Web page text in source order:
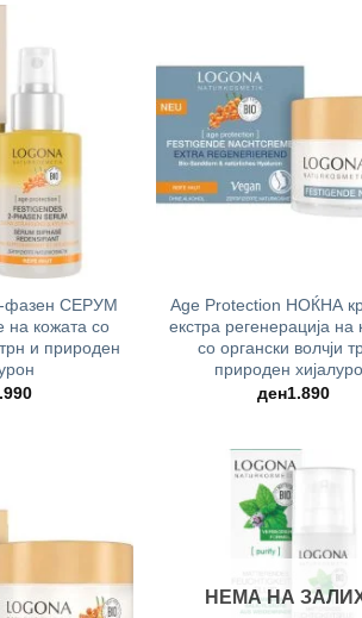
фазен СЕРУМ
на кожата со
и природен
Age Protection НОЌНА
екстра регенерација на
со органски волчји
природен
ден1.890
НЕМА НА